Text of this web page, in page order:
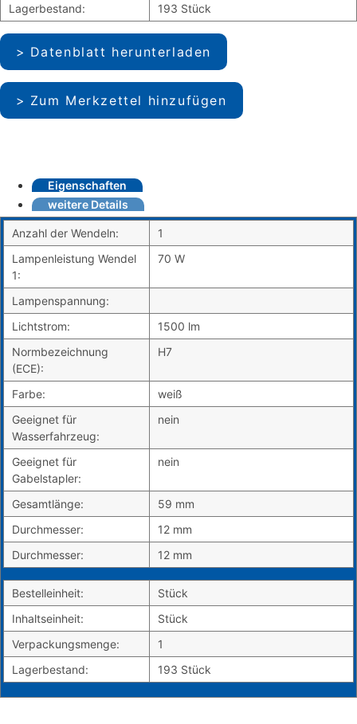
Lagerbestand:
193 Stück
Datenblatt herunterladen
Zum Merkzettel hinzufügen
Eigenschaften
weitere Details
Anzahl der Wendeln:
1
Lampenleistung Wendel
1:
70 W
Lampenspannung:
Lichtstrom:
1500 lm
Normbezeichnung
(ECE):
H7
Farbe:
weiß
Geeignet für
Wasserfahrzeug:
nein
Geeignet für
Gabelstapler:
nein
Gesamtlänge:
59 mm
Durchmesser:
12 mm
Durchmesser:
12 mm
Bestelleinheit:
Stück
Inhaltseinheit:
Stück
Verpackungsmenge:
1
Lagerbestand:
193 Stück